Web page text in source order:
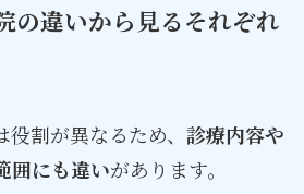
の違いから見るそれぞれ
割が異なるため、 診療内容や
囲にも違いがあります。